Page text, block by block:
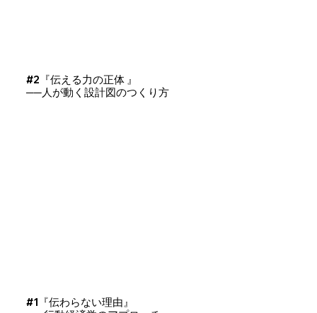
#2『伝える力の正体 』
──人が動く設計図のつくり方
#1『伝わらない理由』